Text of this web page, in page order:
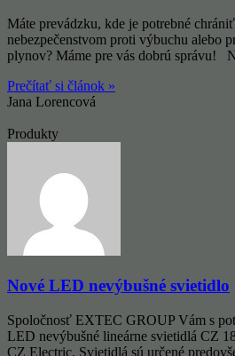
Máte prevádzku, kde je potrebné
nebezpečenstvom proti výbuchu alebo
plynov? Máme pre vás dobrú správu!
Prečítať si článok »
Jana Lorencová
Produkty
Nové LED nevýbušné svietidlo
Spoločnosť EXTEC GROUP Vám s
LED nevýbušné lineárne svietidlá CZ
CZ Electric. Svietidlá sú určené